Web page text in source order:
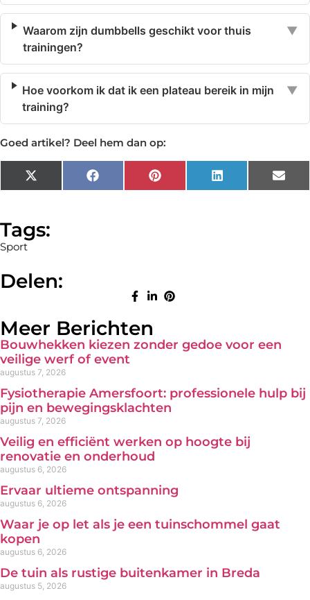
Waarom zijn dumbbells geschikt voor thuis
trainingen?
▼
Hoe voorkom ik dat ik een plateau bereik in mijn
training?
▼
Goed artikel? Deel hem dan op:
X
(Twitter)
Facebook Pinterest LinkedIn
Tags:
Sport
Delen:
Meer Berichten
Bouwhekken kiezen zonder gedoe voor een
veilige werf of event
augustus 7, 2026
Fysiotherapie Amersfoort: professionele hulp bij
pijn en bewegingsklachten
augustus 7, 2026
Veilig en efficiënt werken op hoogte bij
renovatie en onderhoud
augustus 6, 2026
Ervaar ultieme ontspanning
augustus 6, 2026
Waar je op let als je een tuinschommel gaat
kopen
augustus 6, 2026
De tuin als rustige buitenkamer in Breda
augustus 5, 2026